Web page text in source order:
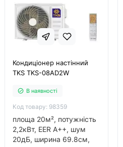
Кондиціонер настінний
TKS TKS-08AD2W
В наявності
Код товару: 98359
площа 20м², потужність
2,2кВт, EER A++, шум
20дБ, ширина 69.8см,